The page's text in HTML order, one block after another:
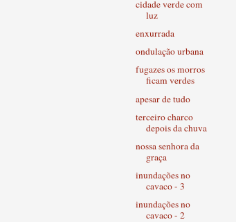
cidade verde com
luz
enxurrada
ondulação urbana
fugazes os morros
ficam verdes
apesar de tudo
terceiro charco
depois da chuva
nossa senhora da
graça
inundações no
cavaco - 3
inundações no
cavaco - 2